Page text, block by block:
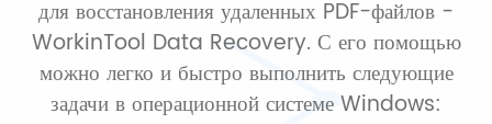
для восстановления удаленных PDF-файлов -
WorkinTool Data Recovery. С его помощью
можно легко и быстро выполнить следующие
задачи в операционной системе Windows: